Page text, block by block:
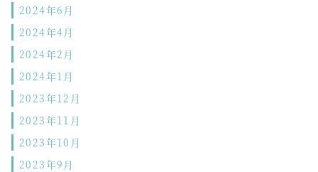
2024年6月
2024年4月
2024年2月
2024年1月
2023年12月
2023年11月
2023年10月
2023年9月